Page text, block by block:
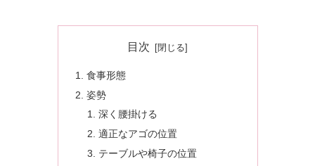
目次
食事形態
姿勢
深く腰掛ける
適正なアゴの位置
テーブルや椅子の位置